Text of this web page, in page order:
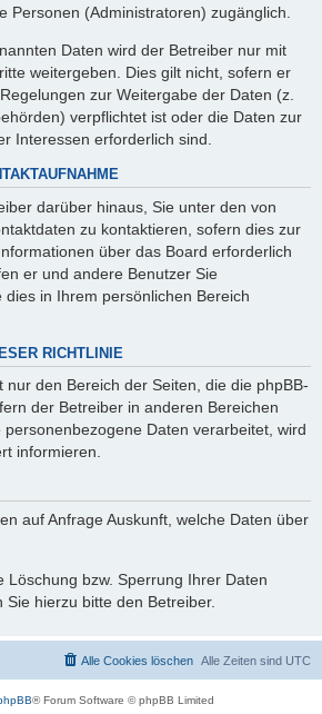
Personen (Administratoren) zugänglich.
Daten wird der Betreiber nur mit
weitergeben. Dies gilt nicht, sofern er
zur Weitergabe der Daten (z.
verpflichtet ist oder die Daten zur
Interessen erforderlich sind.
darüber hinaus, Sie unter den von
zu kontaktieren, sofern dies zur
über das Board erforderlich
er und andere Benutzer Sie
dies in Ihrem persönlichen Bereich
RICHTLINIE
nur den Bereich der Seiten, die die phpBB-
der Betreiber in anderen Bereichen
Daten verarbeitet, wird
informieren.
auf Anfrage Auskunft, welche Daten über
Löschung bzw. Sperrung Ihrer Daten
hierzu bitte den Betreiber.
Alle Zeiten sind UTC
Alle Cookies löschen
® Forum Software © phpBB Limited